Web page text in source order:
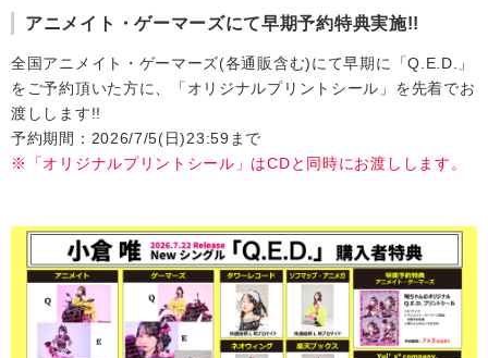
アニメイト・ゲーマーズにて早期予約特典実施!!
全国アニメイト・ゲーマーズ(各通販含む)にて早期に「Q.E.D.」
をご予約頂いた方に、「オリジナルプリントシール」を先着でお
渡しします!!
予約期間：2026/7/5(日)23:59まで
※「オリジナルプリントシール」はCDと同時にお渡しします。